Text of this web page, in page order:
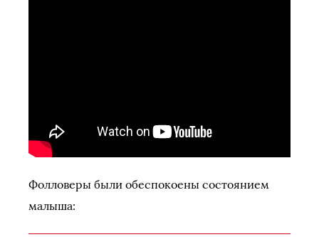
Фолловеры были обеспокоены состоянием
малыша: